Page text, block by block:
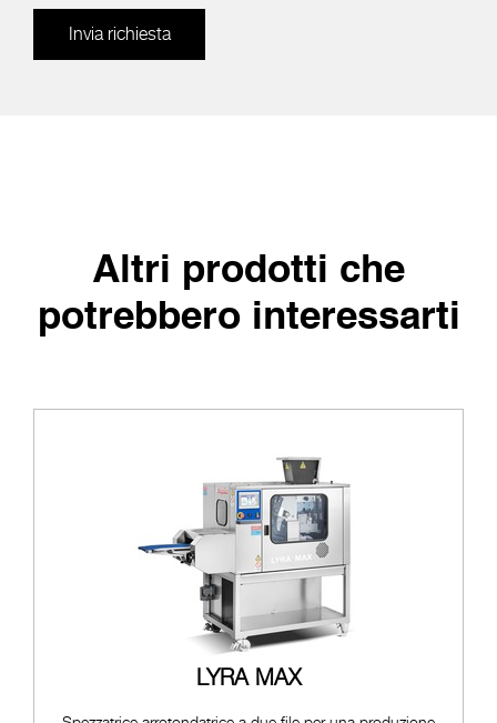
Invia richiesta
Altri prodotti che
potrebbero interessarti
LYRA MAX